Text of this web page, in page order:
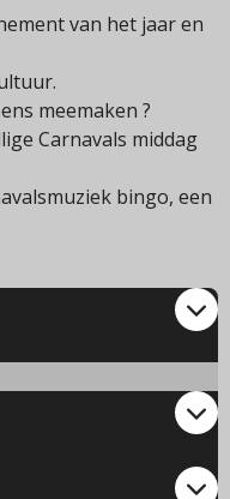
van het jaar en
meemaken ?
Carnavals middag
bingo, een